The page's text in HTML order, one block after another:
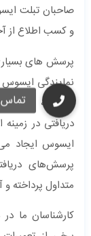
صاحبان تبلت
و کسب اطلاع از
پرسش های
نمایندگی ایسوس
آن‌ها به دلیل
دریافتی در
ایسوس ایجاد
پرسش‌های
متداول پرداخته و
کارشناسان ما